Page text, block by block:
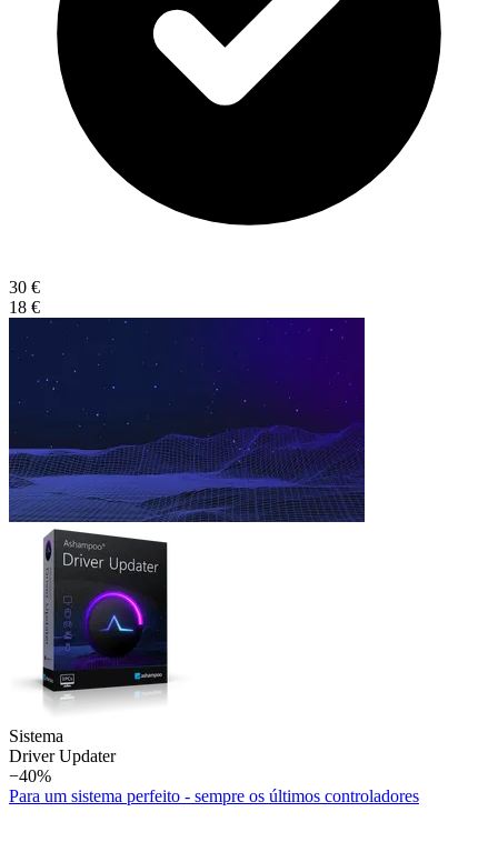
30 €
18 €
Sistema
Driver Updater
−40%
Para um sistema perfeito - sempre os últimos controladores